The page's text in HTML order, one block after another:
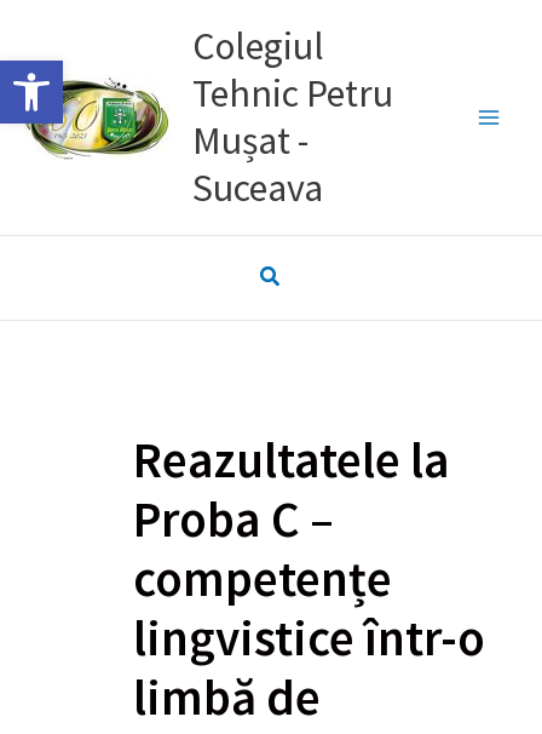
Deschide bara de unelte
to
content
Colegiul
Tehnic Petru
Mușat -
Suceava
Reazultatele la
Proba C –
competențe
lingvistice într-o
limbă de